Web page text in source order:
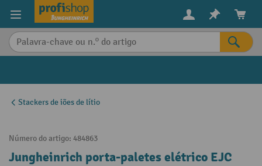
principal
Stackers de iões de lítio
Número do artigo: 484863
Jungheinrich porta-paletes elétrico EJC